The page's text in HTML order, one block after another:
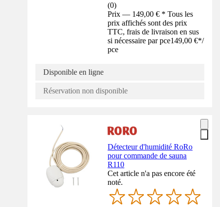
(0)
Prix — 149,00 € * Tous les
prix affichés sont des prix
TTC, frais de livraison en sus
si nécessaire par pce149,00 €*/
pce
Disponible en ligne
Réservation non disponible
Détecteur d'humidité RoRo
pour commande de sauna
R110
Cet article n'a pas encore été
noté.